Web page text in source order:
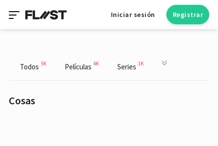
Iniciar sesión Registrar
Todos 5K Películas 4K Series 1K
Cosas